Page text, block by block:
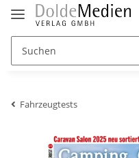
Fahrzeugtests